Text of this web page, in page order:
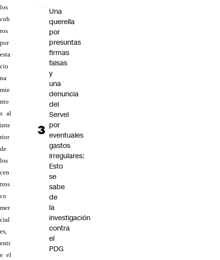
los
cob
ros
por
esta
cio
na
mie
nto
s al
inte
rior
de
los
cen
tros
co
mer
cial
es,
entr
e el
Una
querella
por
presuntas
firmas
falsas
y
una
denuncia
del
Servel
por
eventuales
gastos
irregulares:
Esto
se
sabe
de
la
investigación
contra
el
PDG